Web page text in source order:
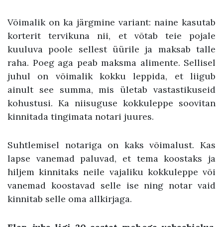
Võimalik on ka järgmine variant: naine kasutab
korterit tervikuna nii, et võtab teie pojale
kuuluva poole sellest üürile ja maksab talle
raha. Poeg aga peab maksma alimente. Sellisel
juhul on võimalik kokku leppida, et liigub
ainult see summa, mis ületab vastastikuseid
kohustusi. Ka niisuguse kokkuleppe soovitan
kinnitada tingimata notari juures.
Suhtlemisel notariga on kaks võimalust. Kas
lapse vanemad paluvad, et tema koostaks ja
hiljem kinnitaks neile vajaliku kokkuleppe või
vanemad koostavad selle ise ning notar vaid
kinnitab selle oma allkirjaga.